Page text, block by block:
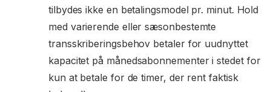
tilbydes ikke en betalingsmodel pr. minut. Hold
med varierende eller sæsonbestemte
transskriberingsbehov betaler for uudnyttet
kapacitet på månedsabonnementer i stedet for
kun at betale for de timer, der rent faktisk